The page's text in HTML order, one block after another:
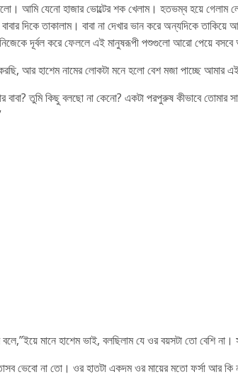
আমি যেনো হাজার ভোল্টের শক খেলাম। হতভম্ব হয়ে গেলাম
দিকে তাকালাম। বাবা না দেখার ভান করে অন্যদিকে
দূর্বল করে ফেললে এই মানুষরূপী পশুগুলো আরো পেয়ে
আর হাশেম নামের লোকটা মনে হলো বেশ মজা পাচ্ছে আমার
তুমি কিছু বলছো না কেনো? একটা পরপুরুষ কীভাবে তোমার
মানে হাশেম ভাই, বলছিলাম যে ওর বয়সটা তো বেশি
না তো। ওর হাতটা একদম ওর মায়ের মতো ফর্সা আর কি